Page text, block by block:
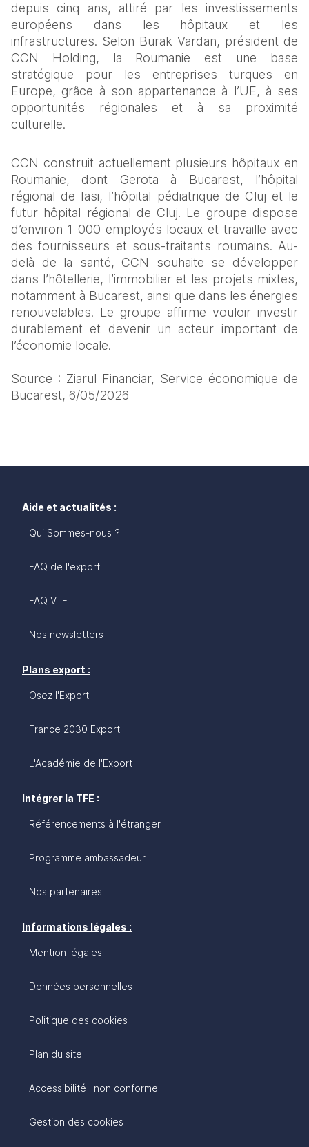
depuis cinq ans, attiré par les investissements
européens dans les hôpitaux et les
infrastructures. Selon Burak Vardan, président de
CCN Holding, la Roumanie est une base
stratégique pour les entreprises turques en
Europe, grâce à son appartenance à l’UE, à ses
opportunités régionales et à sa proximité
culturelle.
CCN construit actuellement plusieurs hôpitaux en
Roumanie, dont Gerota à Bucarest, l’hôpital
régional de Iasi, l’hôpital pédiatrique de Cluj et le
futur hôpital régional de Cluj. Le groupe dispose
d’environ 1 000 employés locaux et travaille avec
des fournisseurs et sous-traitants roumains. Au-
delà de la santé, CCN souhaite se développer
dans l’hôtellerie, l’immobilier et les projets mixtes,
notamment à Bucarest, ainsi que dans les énergies
renouvelables. Le groupe affirme vouloir investir
durablement et devenir un acteur important de
l’économie locale.
Source : Ziarul Financiar, Service économique de
Bucarest, 6/05/2026
Aide et actualités :
Qui Sommes-nous ?
FAQ de l'export
FAQ V.I.E
Nos newsletters
Plans export :
Osez l'Export
France 2030 Export
L'Académie de l'Export
Intégrer la TFE :
Référencements à l'étranger
Programme ambassadeur
Nos partenaires
Informations légales :
Mention légales
Données personnelles
Politique des cookies
Plan du site
Accessibilité : non conforme
Gestion des cookies